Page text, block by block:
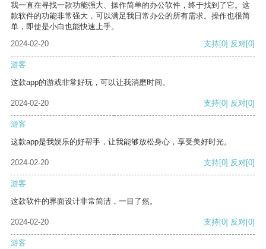
我一直在寻找一款功能强大、操作简单的办公软件，终于找到了它。这
款软件的功能非常强大，可以满足我日常办公的所有需求。操作也很简
单，即使是小白也能快速上手。
2024-02-20
支持[0] 反对[0]
游客
这款app的游戏非常好玩，可以让我消磨时间。
2024-02-20 支持[0] 反对[0]
游客
这款app是我娱乐的好帮手，让我能够放松身心，享受美好时光。
2024-02-20 支持[0] 反对[0]
游客
这款软件的界面设计非常简洁，一目了然。
2024-02-20 支持[0] 反对[0]
游客